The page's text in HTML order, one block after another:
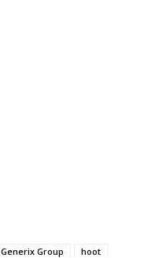
Generix Group hoot